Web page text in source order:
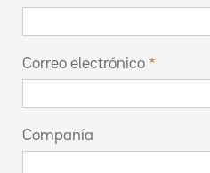
Correo electrónico
Compañía